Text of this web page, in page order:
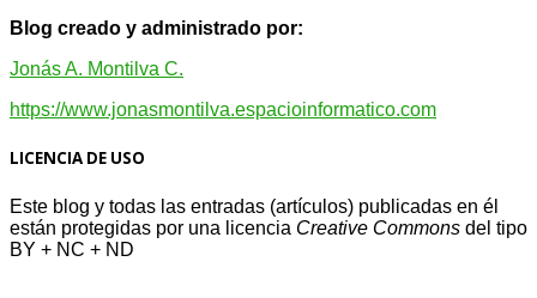
Blog creado y administrado por:
Jonás A. Montilva C.
https://www.jonasmontilva.espacioinformatico.com
LICENCIA DE USO
Este blog y todas las entradas (artículos) publicadas en él
están protegidas por una licencia Creative Commons del tipo
BY + NC + ND